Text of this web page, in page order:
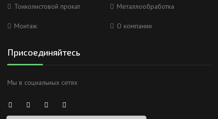
Тонколистовой прокат Металлообработка
Монтаж О компании
Присоединяйтесь
Мы в социальных сетях